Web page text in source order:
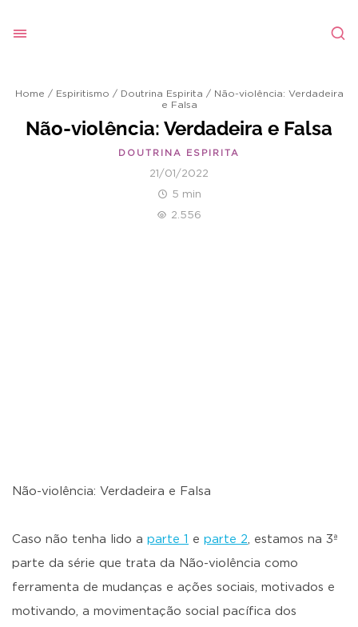
Home / Espiritismo / Doutrina Espirita / Não-violência: Verdadeira
e Falsa
Não-violência: Verdadeira e Falsa
DOUTRINA ESPIRITA
21/01/2022
5 min
2.556
Não-violência: Verdadeira e Falsa
Caso não tenha lido a parte 1 e parte 2, estamos na 3ª
parte da série que trata da Não-violência como
ferramenta de mudanças e ações sociais, motivados e
motivando, a movimentação social pacífica dos